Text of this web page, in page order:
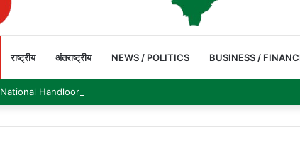
राष्ट्रीय अंतराष्ट्रीय NEWS / POLITICS BUSINESS /
National Handloom Day 2026: देशभर में गूंजा ‘लोकल’ का संदेश, जानिए भारत के